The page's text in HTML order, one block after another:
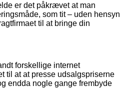
er det påkrævet at man
som tit – uden hensyn
til at bringe din
forskellige internet
til at at presse udsalgspriserne
endda nogle gange frembyde